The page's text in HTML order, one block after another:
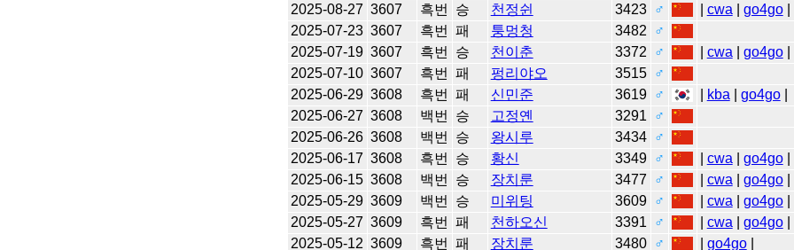
2025-08-27 3607 흑번 승 천정쉰 3423 ♂ cwa go4go|
2025-07-23 3607 흑번 패 퉁멍청 3482
♂
2025-07-19 3607 흑번 승 천이춘 3372 ♂ cwa go4go|
2025-07-10 3607 흑번 패 펑리야오 3515
♂
2025-06-29 3608 흑번 패 신민준 3619 ♂ kba go4go|
2025-06-27 3608 백번 승 고정옌 3291
♂
2025-06-26 3608 백번 승 왕시루 3434
♂
2025-06-17 3608 흑번 승 황신 3349 ♂ cwa go4go|
2025-06-15 3608 백번 승 장치룬 3477 ♂ cwa go4go|
2025-05-29 3609 백번 승 미위팅 3609 ♂ cwa go4go|
2025-05-27 3609 흑번 패 천하오신 3391 ♂ cwa go4go|
2025-05-12 3609 흑번 패 장치룬 3480 ♂ go4go|